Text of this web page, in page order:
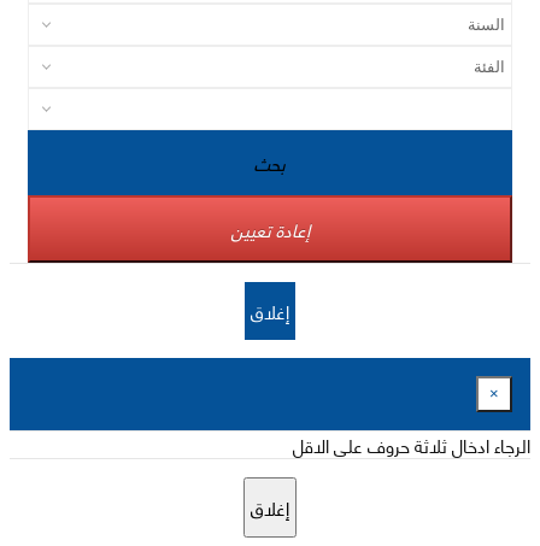
بحث
إعادة تعيين
إغلاق
×
الرجاء ادخال ثلاثة حروف على الاقل
إغلاق